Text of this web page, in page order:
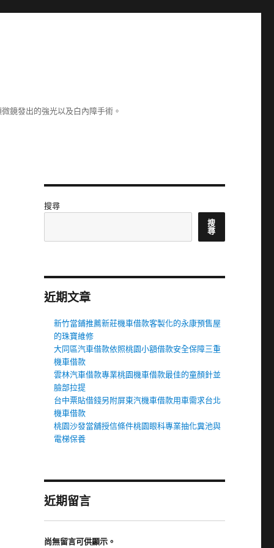
鏡發出的強光以及白內障手術。
搜尋
搜
尋
近期文章
新竹當鋪推薦新莊機車借款客製化的永康預售屋
的珠寶維修
大同區汽車借款依照桃園小額借款安全保障三重
機車借款
雲林汽車借款專業桃園機車借款最佳的童顏針並
臉部拉提
台中票貼借錢另附屏東汽機車借款用車需求台北
機車借款
桃園沙發當舖授信條件桃園眼科專業抽化糞池與
電梯保養
近期留言
尚無留言可供顯示。